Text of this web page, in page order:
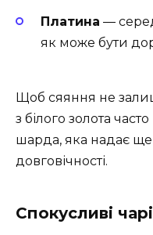
Платина ―
як може бути
Щоб сяяння не
з білого золота
шарда, яка надає ще
довговічності.
Спокусливі